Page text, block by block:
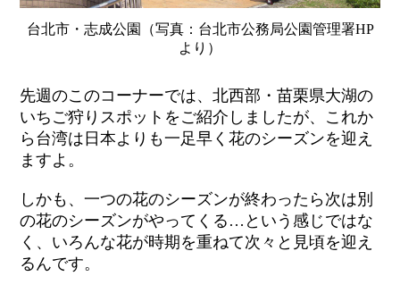
台北市・志成公園（写真：台北市公務局公園管理署HP
より）
先週のこのコーナーでは、北西部・苗栗県大湖の
いちご狩りスポットをご紹介しましたが、これか
ら台湾は日本よりも一足早く花のシーズンを迎え
ますよ。
しかも、一つの花のシーズンが終わったら次は別
の花のシーズンがやってくる…という感じではな
く、いろんな花が時期を重ねて次々と見頃を迎え
るんです。